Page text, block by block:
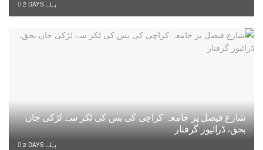
2 DAYS پہلے
شارع فیصل پر جامعہ کراچی کی بس کی ٹکر سے لڑکی جاں
بحق، ڈرائیور گرفتار
2 DAYS پہلے